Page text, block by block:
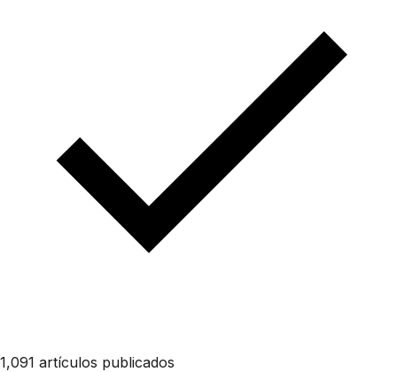
1,091 artículos publicados